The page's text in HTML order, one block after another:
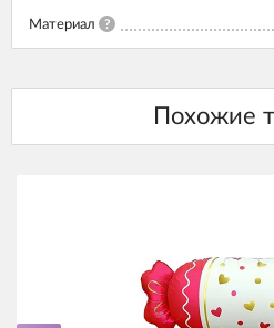
Материал ?